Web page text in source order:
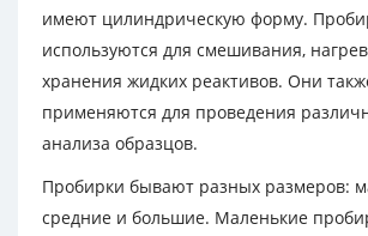
имеют цилиндрическую форму.
используются для смешивания,
хранения жидких реактивов. Они
применяются для проведения
анализа образцов.
Пробирки бывают разных размеров:
средние и большие. Маленькие